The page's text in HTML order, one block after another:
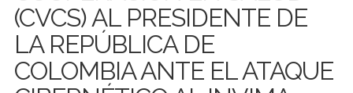
(CVCS) AL PRESIDENTE DE
LA REPÚBLICA DE
COLOMBIA ANTE EL ATAQUE